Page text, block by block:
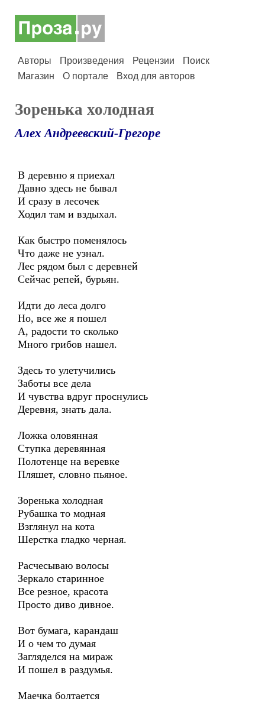
Авторы Произведения Рецензии
Поиск
Магазин
О портале Вход для авторов
Зоренька холодная
Алех Андреевский-Грегоре
В деревню я приехал
Давно здесь не бывал
И сразу в лесочек
Ходил там и вздыхал.
Как быстро поменялось
Что даже не узнал.
Лес рядом был с деревней
Сейчас репей, бурьян.
Идти до леса долго
Но, все же я пошел
А, радости то сколько
Много грибов нашел.
Здесь то улетучились
Заботы все дела
И чувства вдруг проснулись
Деревня, знать дала.
Ложка оловянная
Ступка деревянная
Полотенце на веревке
Пляшет, словно пьяное.
Зоренька холодная
Рубашка то модная
Взглянул на кота
Шерстка гладко черная.
Расчесываю волосы
Зеркало старинное
Все резное, красота
Просто диво дивное.
Вот бумага, карандаш
И о чем то думая
Загляделся на мираж
И пошел в раздумья.
Маечка болтается